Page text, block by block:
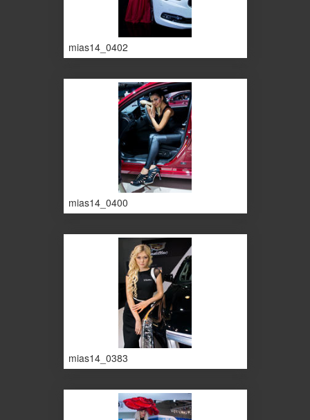
mias14_0402
mias14_0400
mias14_0383